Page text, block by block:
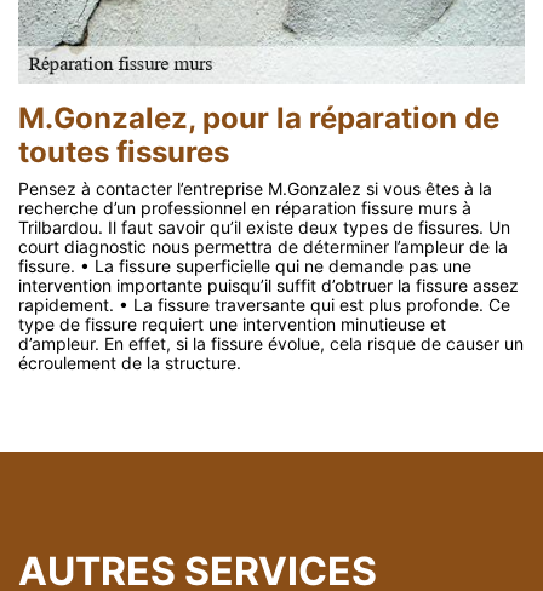
M.Gonzalez, pour la réparation de
toutes fissures
Pensez à contacter l’entreprise M.Gonzalez si vous êtes à la
recherche d’un professionnel en réparation fissure murs à
Trilbardou. Il faut savoir qu’il existe deux types de fissures. Un
court diagnostic nous permettra de déterminer l’ampleur de la
fissure. • La fissure superficielle qui ne demande pas une
intervention importante puisqu’il suffit d’obtruer la fissure assez
rapidement. • La fissure traversante qui est plus profonde. Ce
type de fissure requiert une intervention minutieuse et
d’ampleur. En effet, si la fissure évolue, cela risque de causer un
écroulement de la structure.
AUTRES SERVICES